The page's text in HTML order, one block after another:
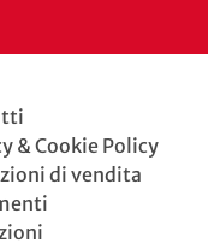
& Cookie Policy
di vendita